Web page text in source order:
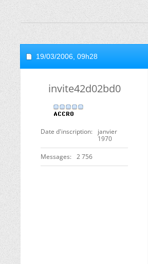
19/03/2006, 09h28
invite42d02bd0
Date d'inscription
janvier
1970
Messages 2 756